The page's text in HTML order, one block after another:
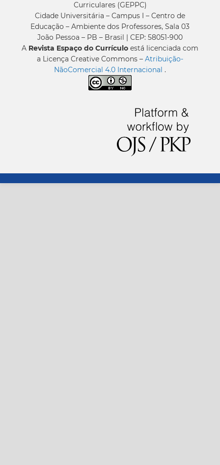
Curriculares (GEPPC)
Cidade Universitária – Campus I – Centro de
Educação – Ambiente dos Professores, Sala 03
João Pessoa – PB – Brasil | CEP: 58051-900
A Revista Espaço do Currículo está licenciada com
a Licença Creative Commons – Atribuição-
NãoComercial 4.0 Internacional .